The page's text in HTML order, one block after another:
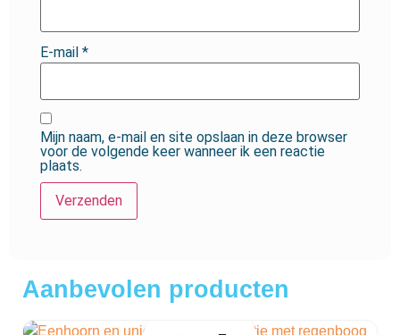
E-mail *
Mijn naam, e-mail en site opslaan in deze browser
voor de volgende keer wanneer ik een reactie
plaats.
Aanbevolen producten